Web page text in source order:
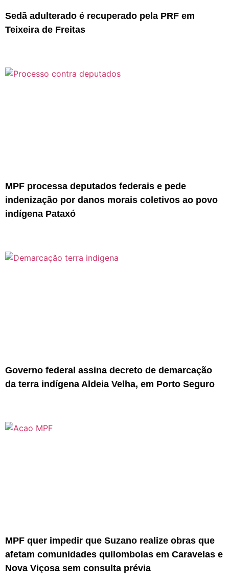
Sedã adulterado é recuperado pela PRF em
Teixeira de Freitas
MPF processa deputados federais e pede
indenização por danos morais coletivos ao povo
indígena Pataxó
Governo federal assina decreto de demarcação
da terra indígena Aldeia Velha, em Porto Seguro
MPF quer impedir que Suzano realize obras que
afetam comunidades quilombolas em Caravelas e
Nova Viçosa sem consulta prévia